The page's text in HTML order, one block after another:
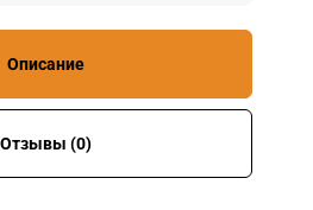
Описание
Отзывы (0)